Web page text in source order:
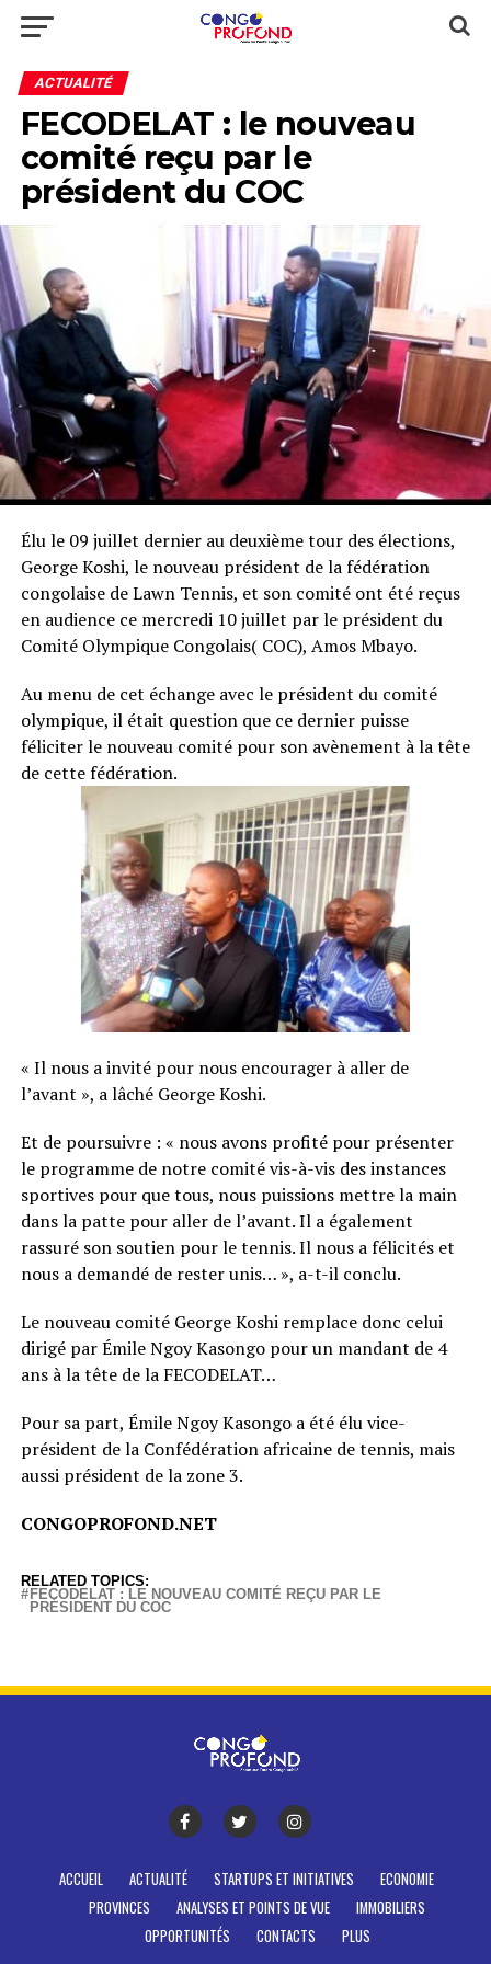
ACTUALITÉ
FECODELAT : le nouveau
comité reçu par le
président du COC
Élu le 09 juillet dernier au deuxième tour des élections,
George Koshi, le nouveau président de la fédération
congolaise de Lawn Tennis, et son comité ont été reçus
en audience ce mercredi 10 juillet par le président du
Comité Olympique Congolais( COC), Amos Mbayo.
Au menu de cet échange avec le président du comité
olympique, il était question que ce dernier puisse
féliciter le nouveau comité pour son avènement à la tête
de cette fédération.
« Il nous a invité pour nous encourager à aller de
l’avant », a lâché George Koshi.
Et de poursuivre : « nous avons profité pour présenter
le programme de notre comité vis-à-vis des instances
sportives pour que tous, nous puissions mettre la main
dans la patte pour aller de l’avant. Il a également
rassuré son soutien pour le tennis. Il nous a félicités et
nous a demandé de rester unis… », a-t-il conclu.
Le nouveau comité George Koshi remplace donc celui
dirigé par Émile Ngoy Kasongo pour un mandant de 4
ans à la tête de la FECODELAT…
Pour sa part, Émile Ngoy Kasongo a été élu vice-
président de la Confédération africaine de tennis, mais
aussi président de la zone 3.
CONGOPROFOND.NET
RELATED TOPICS:
FECODELAT : LE NOUVEAU COMITÉ REÇU PAR LE
PRÉSIDENT DU COC
ACCUEIL ACTUALITÉ STARTUPS ET INITIATIVES
ECONOMIE
PROVINCES
ANALYSES ET POINTS DE VUE
IMMOBILIERS
OPPORTUNITÉS
CONTACTS PLUS